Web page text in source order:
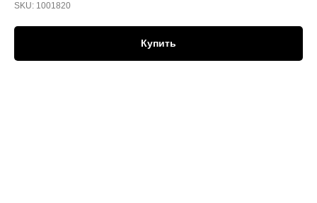
SKU: 1001820
Купить